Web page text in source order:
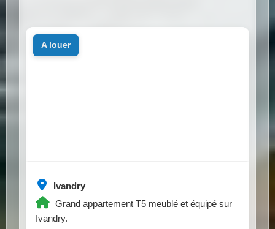
Ivandry
Grand appartement T5 meublé et équipé sur
Ivandry.
a louer